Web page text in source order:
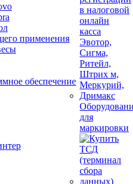
применения
обеспечение
для
маркировки